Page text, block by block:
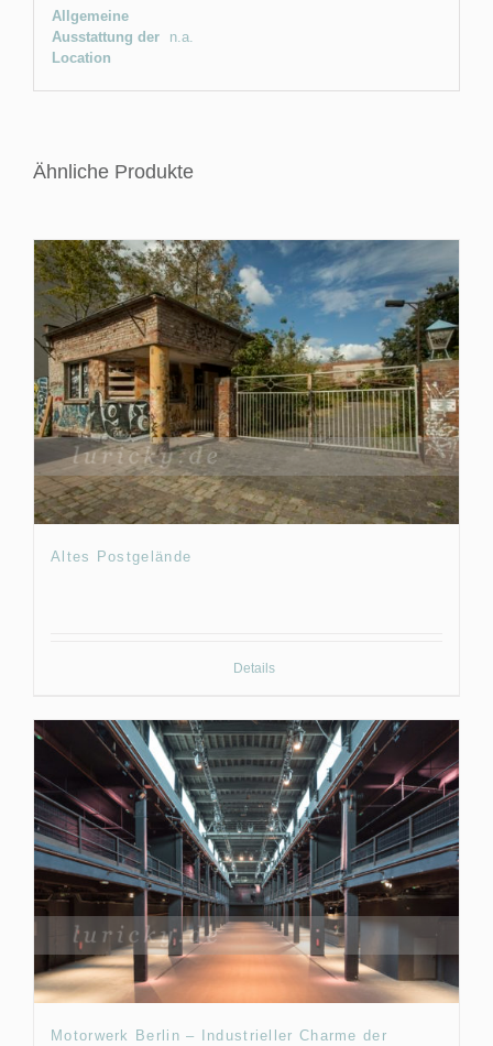
Allgemeine
Ausstattung der
Location
n.a.
Ähnliche Produkte
Altes Postgelände
Details
Motorwerk Berlin – Industrieller Charme der